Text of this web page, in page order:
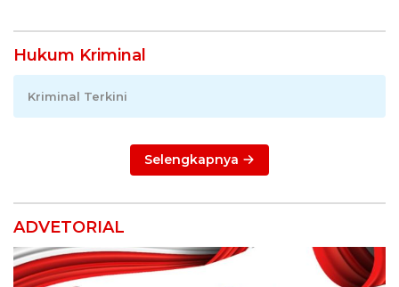
Hukum Kriminal
Kriminal Terkini
Selengkapnya
ADVETORIAL